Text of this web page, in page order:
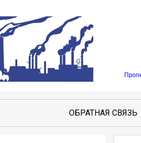
ОБРАТНАЯ СВЯЗЬ